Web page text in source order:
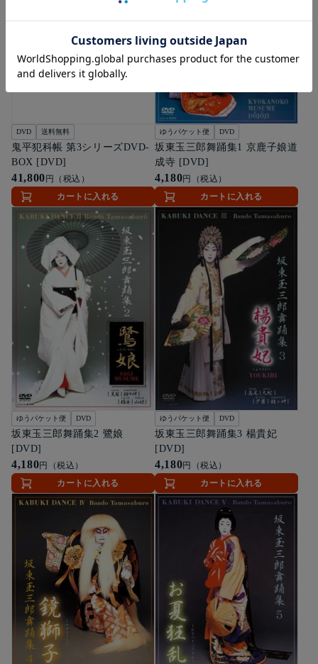
DVD 送料無料
鬼平犯科帳 第3シリーズDVD-
BOX [DVD]
41,800 円（税込）
カートに入れる
ゆうパケット便 DVD
坂東玉三郎舞踊集1 京鹿子娘道
成寺 [DVD]
4,180円（税込）
カートに入れる
ゆうパケット便 DVD
坂東玉三郎舞踊集2 鷺娘
[DVD]
4,180円（税込）
カートに入れる
ゆうパケット便 DVD
坂東玉三郎舞踊集3 楊貴妃
[DVD]
4,180円（税込）
カートに入れる